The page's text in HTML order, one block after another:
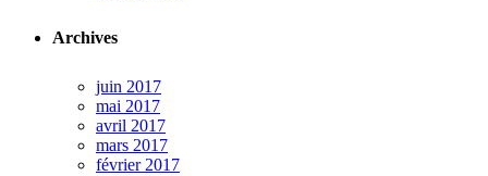
Archives
juin 2017
mai 2017
avril 2017
mars 2017
février 2017